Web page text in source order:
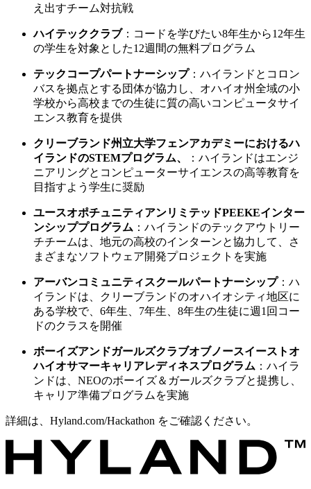
え出すチーム対抗戦
ハイテッククラブ：コードを学びたい8年生から12年生
の学生を対象とした12週間の無料プログラム
テックコープパートナーシップ：ハイランドとコロン
バスを拠点とする団体が協力し、オハイオ州全域の小
学校から高校までの生徒に質の高いコンピュータサイ
エンス教育を提供
クリーブランド州立大学フェンアカデミーにおけるハ
イランドのSTEMプログラム、
：ハイランドはエンジ
ニアリングとコンピューターサイエンスの高等教育を
目指すよう学生に奨励
ユースオポチュニティアンリミテッドPEEKEインター
ンシッププログラム ：ハイランドのテックアウトリー
チチームは、地元の高校のインターンと協力して、さ
まざまなソフトウェア開発プロジェクトを実施
アーバンコミュニティスクールパートナーシップ：ハ
イランドは、クリーブランドのオハイオシティ地区に
ある学校で、6年生、7年生、8年生の生徒に週1回コー
ドのクラスを開催
ボーイズアンドガールズクラブオブノースイーストオ
ハイオサマーキャリアレディネスプログラム ：ハイラ
ンドは、NEOのボーイズ＆ガールズクラブと提携し、
キャリア準備プログラムを実施
詳細は、Hyland.com/Hackathon をご確認ください。